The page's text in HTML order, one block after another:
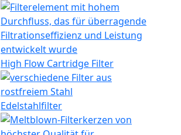
High Flow Cartridge Filter
Edelstahlfilter